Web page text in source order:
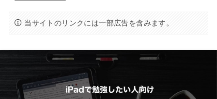
当サイトのリンクには一部広告を含みます。